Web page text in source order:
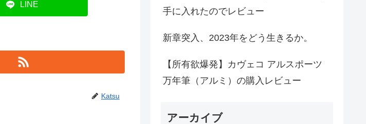
LINE
Katsu
手に入れたのでレビュー
新章突入、2023年をどう生きるか。
【所有欲爆発】カヴェコ アルスポーツ
万年筆（アルミ）の購入レビュー
アーカイブ